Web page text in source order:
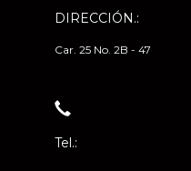
DIRECCIÓN.:
Car. 25 No. 2B - 47
Tel.: